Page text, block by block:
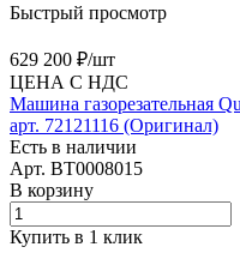
Быстрый просмотр
629 200 ₽/шт
ЦЕНА С НДС
Машина газорезательная
арт. 72121116 (Оригинал)
Есть в наличии
Арт. BT0008015
В корзину
Купить в 1 клик